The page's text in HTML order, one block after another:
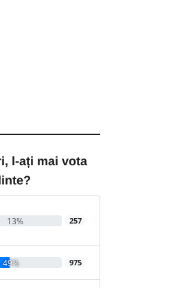
l-ați mai vota
13% 257
49% 975